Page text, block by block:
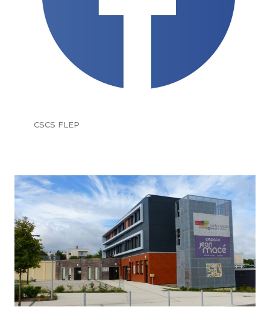
CSCS FLEP